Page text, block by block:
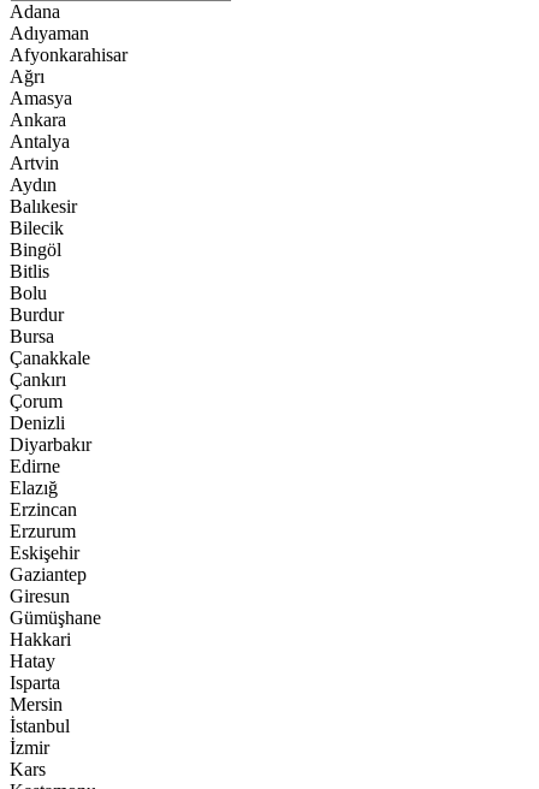
Adana
Adıyaman
Afyonkarahisar
Ağrı
Amasya
Ankara
Antalya
Artvin
Aydın
Balıkesir
Bilecik
Bingöl
Bitlis
Bolu
Burdur
Bursa
Çanakkale
Çankırı
Çorum
Denizli
Diyarbakır
Edirne
Elazığ
Erzincan
Erzurum
Eskişehir
Gaziantep
Giresun
Gümüşhane
Hakkari
Hatay
Isparta
Mersin
İstanbul
İzmir
Kars